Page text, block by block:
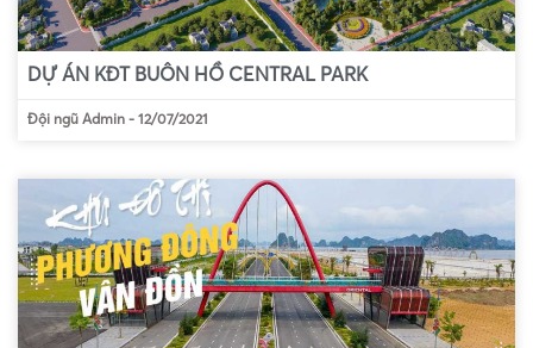
DỰ ÁN KĐT BUÔN HỒ CENTRAL PARK
Đội ngũ Admin - 12/07/2021